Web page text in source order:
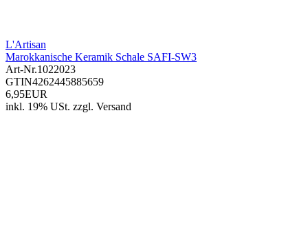
L'Artisan
Marokkanische Keramik Schale SAFI-SW3
Art-Nr.1022023
GTIN4262445885659
6,95EUR
inkl. 19% USt. zzgl. Versand